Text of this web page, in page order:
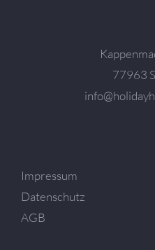
77963
Impressum
Datenschutz
AGB